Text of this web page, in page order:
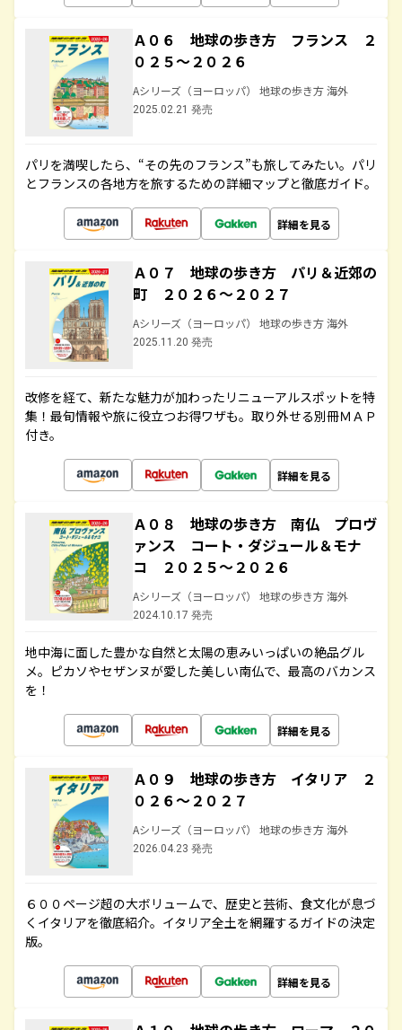
Ａ０６ 地球の歩き方 フランス ２
０２５～２０２６
Aシリーズ（ヨーロッパ） 地球の歩き方 海外
2025.02.21 発売
パリを満喫したら、“その先のフランス”も旅してみたい。パリ
とフランスの各地方を旅するための詳細マップと徹底ガイド。
詳細を見る
Ａ０７ 地球の歩き方 パリ＆近郊の
町 ２０２６～２０２７
Aシリーズ（ヨーロッパ） 地球の歩き方 海外
2025.11.20 発売
改修を経て、新たな魅力が加わったリニューアルスポットを特
集！最旬情報や旅に役立つお得ワザも。取り外せる別冊ＭＡＰ
付き。
詳細を見る
Ａ０８ 地球の歩き方 南仏 プロヴ
ァンス コート・ダジュール＆モナ
コ ２０２５～２０２６
Aシリーズ（ヨーロッパ） 地球の歩き方 海外
2024.10.17 発売
地中海に面した豊かな自然と太陽の恵みいっぱいの絶品グル
メ。ピカソやセザンヌが愛した美しい南仏で、最高のバカンス
を！
詳細を見る
Ａ０９ 地球の歩き方 イタリア ２
０２６～２０２７
Aシリーズ（ヨーロッパ） 地球の歩き方 海外
2026.04.23 発売
６００ページ超の大ボリュームで、歴史と芸術、食文化が息づ
くイタリアを徹底紹介。イタリア全土を網羅するガイドの決定
版。
詳細を見る